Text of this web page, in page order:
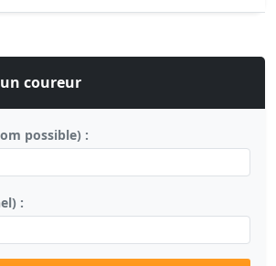
coureur
possible) :
: